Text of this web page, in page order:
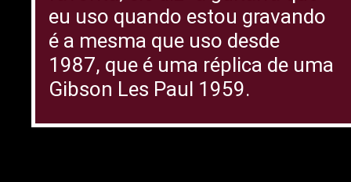
eu uso quando estou gravando
é a mesma que uso desde
1987, que é uma réplica de uma
Gibson Les Paul 1959.